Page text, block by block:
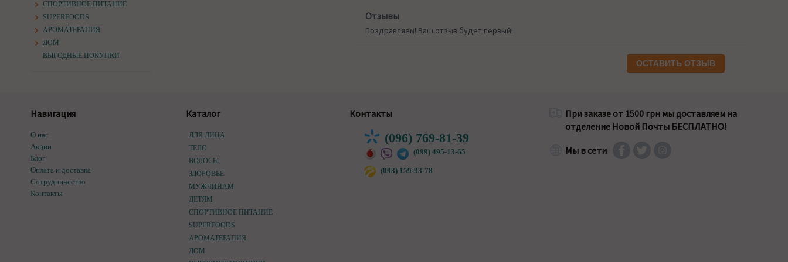
СПОРТИВНОЕ ПИТАНИЕ
SUPERFOODS
АРОМАТЕРАПИЯ
ДОМ
ВЫГОДНЫЕ ПОКУПКИ
Отзывы
Поздравляем! Ваш отзыв будет первый!
ОСТАВИТЬ ОТЗЫВ
Навигация
О нас
Акции
Блог
Оплата и доставка
Сотрудничество
Контакты
Каталог
ДЛЯ ЛИЦА
ТЕЛО
ВОЛОСЫ
ЗДОРОВЬЕ
МУЖЧИНАМ
ДЕТЯМ
СПОРТИВНОЕ ПИТАНИЕ
SUPERFOODS
АРОМАТЕРАПИЯ
ДОМ
Контакты
(096) 769-81-39
(099) 495-13-65
(093) 159-93-78
При заказе от 1500 грн мы доставляем на
отделение Новой Почты БЕСПЛАТНО!
Мы в сети